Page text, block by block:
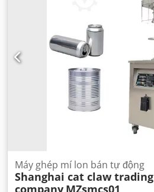
Máy ghép mí lon bán tự động
Shanghai cat claw trading
company MZsmcs01